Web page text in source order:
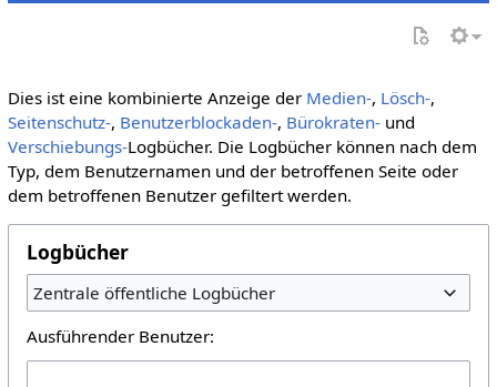
Dies ist eine kombinierte Anzeige der Medien-, Lösch-,
Seitenschutz-, Benutzerblockaden-, Bürokraten-und
Verschiebungs-Logbücher. Die Logbücher können nach dem
Typ, dem Benutzernamen und der betroffenen Seite oder
dem betroffenen Benutzer gefiltert werden.
Logbücher
Zentrale öffentliche Logbücher
Ausführender Benutzer: